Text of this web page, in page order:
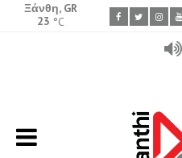
Ξάνθη, GR
23 °C